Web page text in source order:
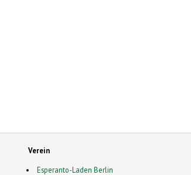
Verein
Esperanto-Laden Berlin